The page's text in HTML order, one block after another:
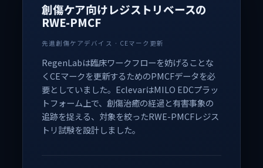
創傷ケア向けレジストリベースの
RWE-PMCF
先進創傷ケアデバイス · CEマーク更新
RegenLabは臨床ワークフローを妨げることな
くCEマークを更新するためのPMCFデータを必
要としていました。EclevarはMILO EDCプラッ
トフォーム上で、創傷治癒の経過と有害事象の
追跡を捉える、対象を絞ったRWE-PMCFレジス
トリ試験を設計しました。